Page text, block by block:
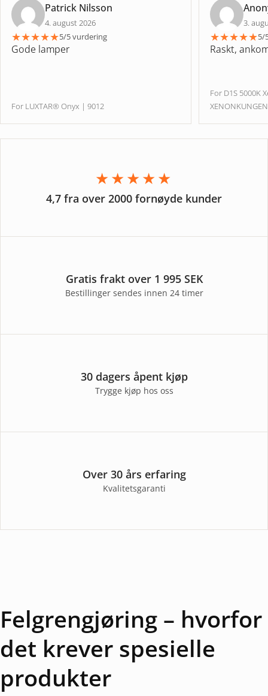
Patrick Nilsson
4. august 2026
★★★★★5/5 vurdering
Gode lamper
For LUXTAR® Onyx | 9012
3.
★★★★★5/
Raskt,
For D1S 5000K
★★★★★
4,7 fra over 2000 fornøyde kunder
Gratis frakt over 1 995 SEK
Bestillinger sendes innen 24 timer
30 dagers åpent kjøp
Trygge kjøp hos oss
Over 30 års erfaring
Kvalitetsgaranti
Felgrengjøring – hvorfor
det krever spesielle
produkter